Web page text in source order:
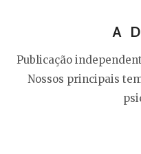
A
Publicação
Nossos principais